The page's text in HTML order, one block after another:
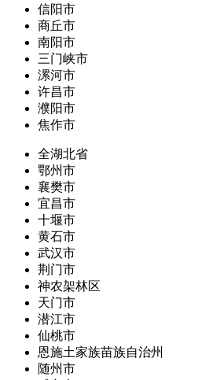
信阳市
商丘市
南阳市
三门峡市
漯河市
许昌市
濮阳市
焦作市
全湖北省
鄂州市
襄樊市
宜昌市
十堰市
黄石市
武汉市
荆门市
神农架林区
天门市
潜江市
仙桃市
恩施土家族苗族自治州
随州市